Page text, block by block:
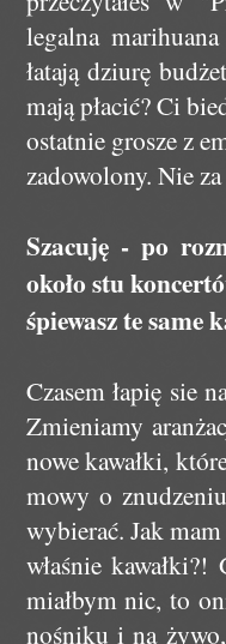
legalna
łatają dziurę
mają płacić? Ci
ostatnie grosze z
zadowolony. Nie
Szacuję - po
około stu
śpiewasz te same
Czasem łapię sie
Zmieniamy
nowe kawałki,
mowy o
wybierać. Jak
właśnie
miałbym nic, to
nośniku i na